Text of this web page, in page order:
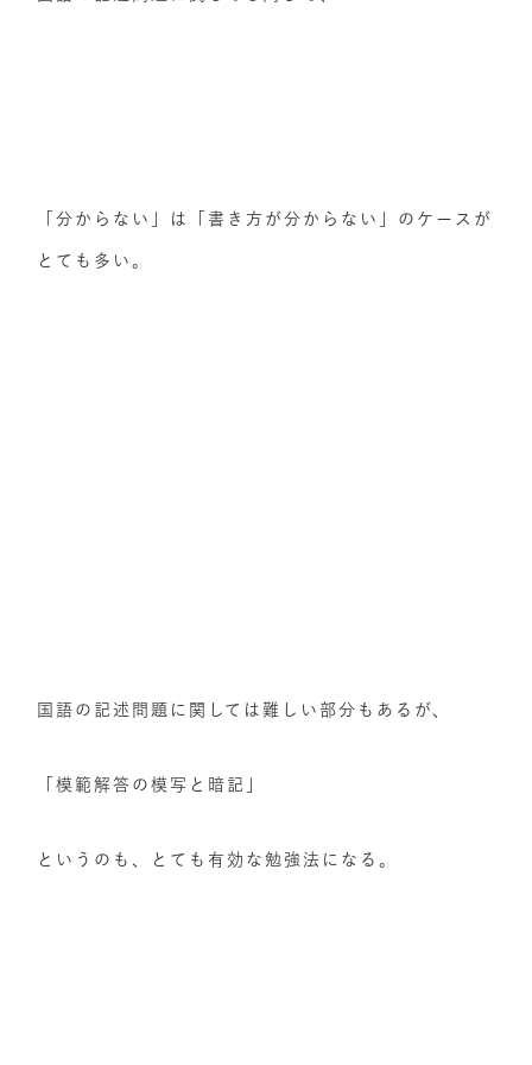
「分からない」は「書き方が分からない」のケースが
とても多い。
国語の記述問題に関しては難しい部分もあるが、
「模範解答の模写と暗記」
というのも、とても有効な勉強法になる。